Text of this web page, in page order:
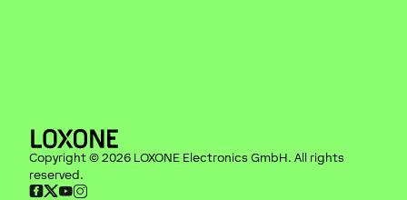
Copyright © 2026 LOXONE Electronics GmbH. All rights
reserved.